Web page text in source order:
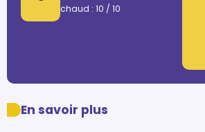
chaud : 10 / 10
En savoir plus